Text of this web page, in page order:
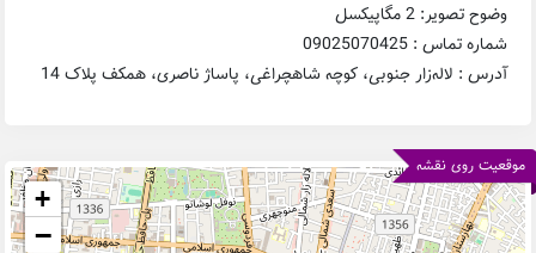
وضوح تصویر: 2 مگاپیکسل
شماره تماس : 09025070425
آدرس : لاله‌زار جنوبی، کوچه شاهچراغی، پاساژ ناصری، همکف پلاک 14
موقعیت روی نقشه
+
−